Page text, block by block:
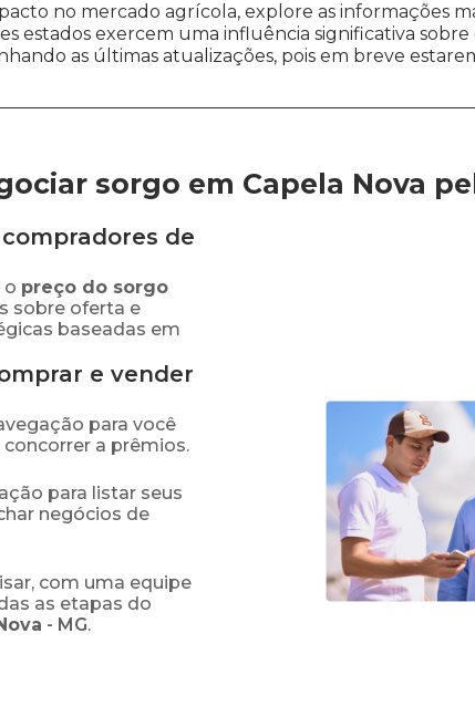
no mercado agrícola, explore as informações
estados exercem uma influência significativa sobre
as últimas atualizações, pois em breve
sorgo em Capela Nova
de
o preço do sorgo
sobre oferta e
baseadas em
e vender
para você
a prêmios.
para listar seus
negócios de
com uma equipe
as etapas do
- MG.